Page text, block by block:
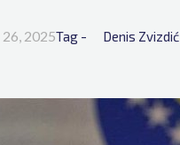
26, 2025Tag - Denis Zvizdić